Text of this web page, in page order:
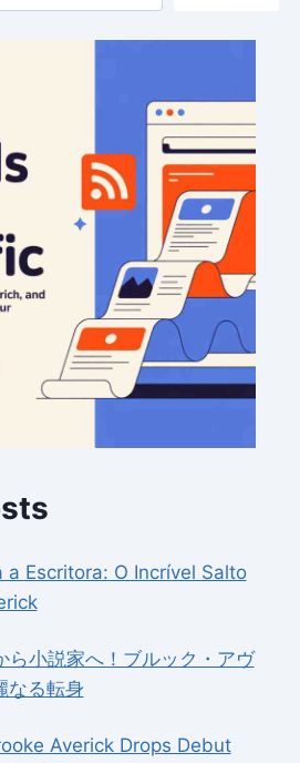
a Escritora: O Incrível Salto
ら小説家へ！ブルック・アヴ
なる転身
Averick Drops Debut